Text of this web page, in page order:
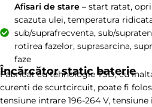
Afisari de stare– start ratat,
scazuta ulei, temperatura
sub/suprafrecventa, sub/
rotirea fazelor, suprasarcina,
faze
Încărcător static baterie
Fabricat cu tehnologie TSD, cu
curenti de scurtcircuit, poate fi
tensiune intrare 196-264 V, tensiune